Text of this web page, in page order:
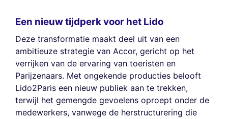
Een nieuw tijdperk voor het Lido
Deze transformatie maakt deel uit van een
ambitieuze strategie van Accor, gericht op het
verrijken van de ervaring van toeristen en
Parijzenaars. Met ongekende producties belooft
Lido2Paris een nieuw publiek aan te trekken,
terwijl het gemengde gevoelens oproept onder de
medewerkers, vanwege de herstructurering die